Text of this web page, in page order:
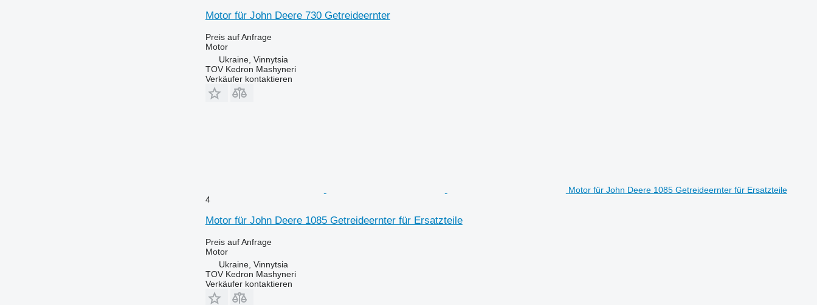
Motor für John Deere 730 Getreideernter
Preis auf Anfrage
Motor
Ukraine, Vinnytsia
TOV Kedron Mashyneri
Verkäufer kontaktieren
Motor für John Deere 1085 Getreideernter für Ersatzteile
4
Motor für John Deere 1085 Getreideernter für Ersatzteile
Preis auf Anfrage
Motor
Ukraine, Vinnytsia
TOV Kedron Mashyneri
Verkäufer kontaktieren